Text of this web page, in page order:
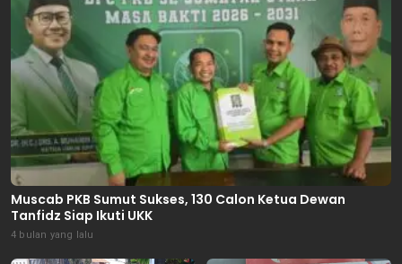
Muscab PKB Sumut Sukses, 130 Calon Ketua Dewan
Tanfidz Siap Ikuti UKK
4 bulan yang lalu